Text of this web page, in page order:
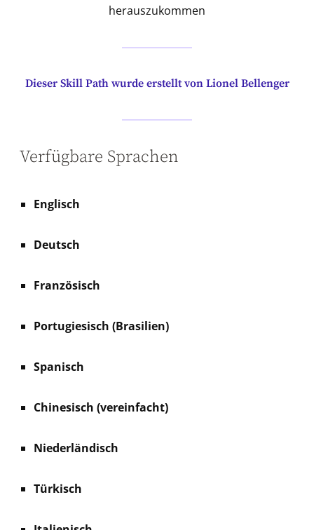
herauszukommen
Dieser Skill Path wurde erstellt von Lionel Bellenger
Verfügbare Sprachen
Englisch
Deutsch
Französisch
Portugiesisch (Brasilien)
Spanisch
Chinesisch (vereinfacht)
Niederländisch
Türkisch